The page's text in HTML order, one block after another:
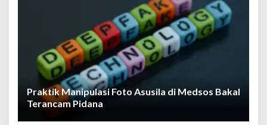
Praktik Manipulasi Foto Asusila di Medsos Bakal
Terancam Pidana